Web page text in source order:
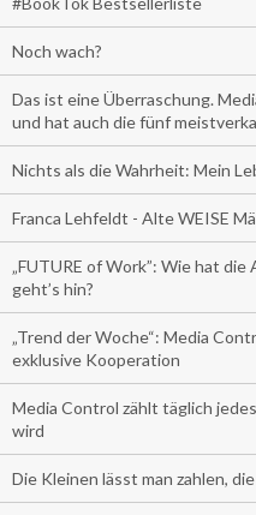
Noch wach?
Das ist eine Überraschung.
und hat auch die fünf
Nichts als die Wahrheit: Mein
Franca Lehfeldt - Alte WEISE
„FUTURE of Work”: Wie hat
geht’s hin?
„Trend der Woche“: Media
exklusive Kooperation
Media Control zählt täglich
wird
Die Kleinen lässt man zahlen,